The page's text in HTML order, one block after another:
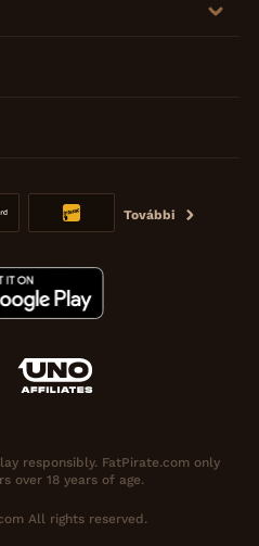
További
responsibly. FatPirate.com only
over 18 years of age.
All rights reserved.